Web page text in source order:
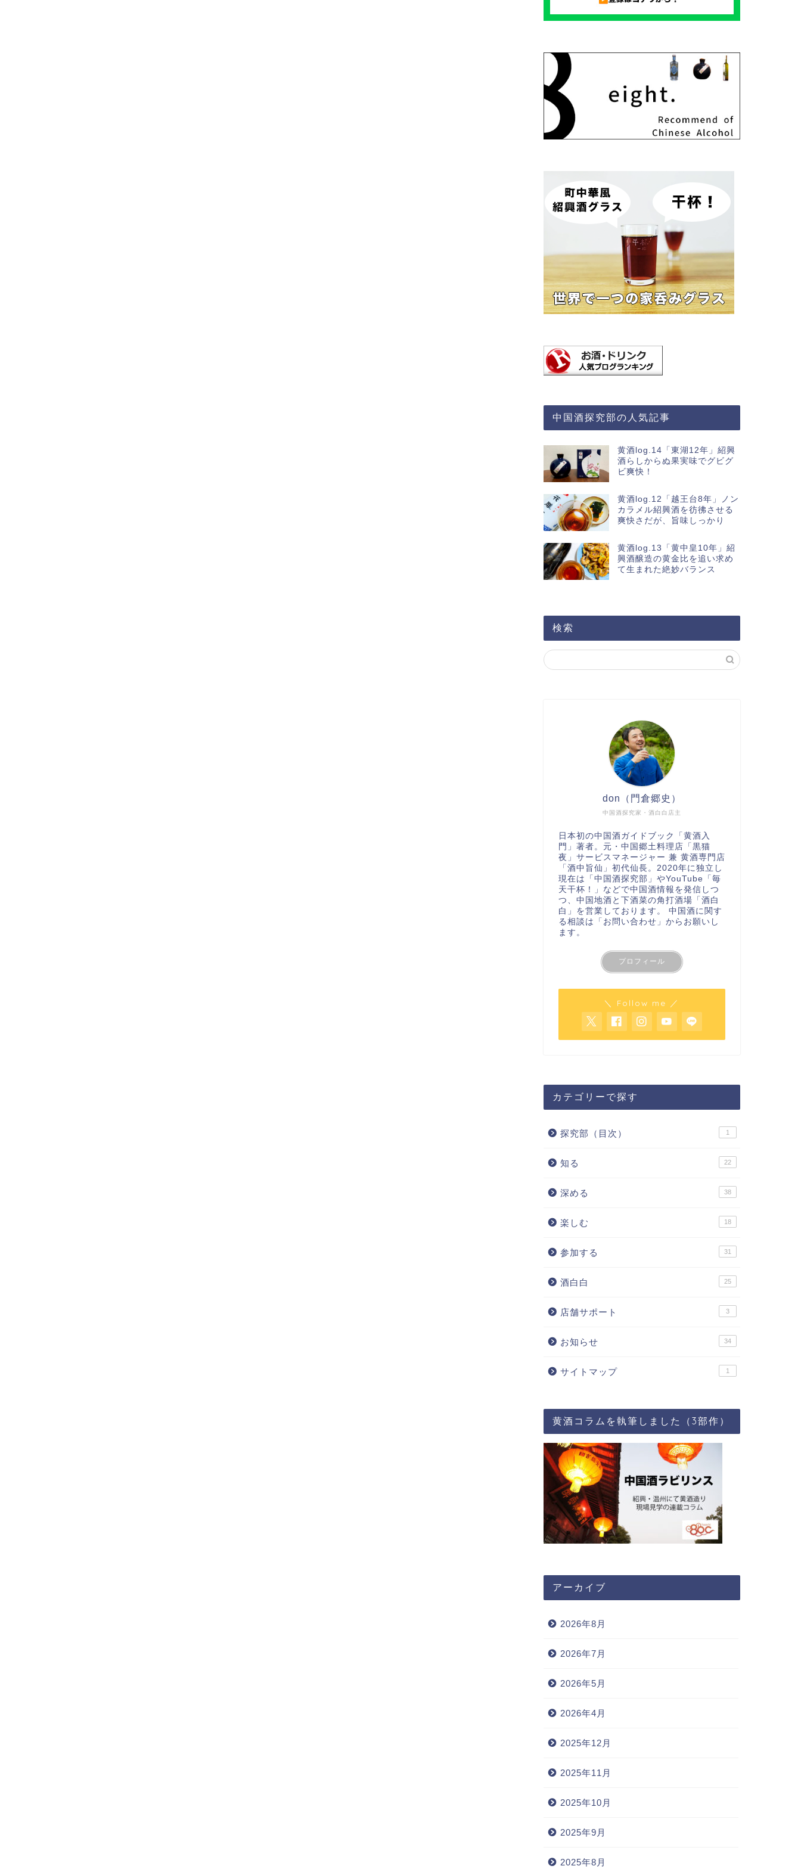
中国酒探究部の人気記事
黄酒log.14「東湖12年」紹興
酒らしからぬ果実味でグビグ
ビ爽快！
黄酒log.12「越王台8年」ノン
カラメル紹興酒を彷彿させる
爽快さだが、旨味しっかり
黄酒log.13「黄中皇10年」紹
興酒醸造の黄金比を追い求め
て生まれた絶妙バランス
検索
中国酒探究家・酒白白店主
don（門倉郷史）
日本初の中国酒ガイドブック「 黄酒入
門 」著者。元・中国郷土料理店「黒猫
夜」サービスマネージャー 兼 黄酒専門店
「酒中旨仙」初代仙長。2020年に独立し
現在は「 中国酒探究部 」やYouTube 「毎
天干杯！」 などで中国酒情報を発信しつ
つ、中国地酒と下酒菜の角打酒場「酒白
白」を営業しております。 中国酒に関す
る相談は
「お問い合わせ」 からお願いし
ます。
プロフィール
＼ Follow me ／
カテゴリーで探す
探究部（目次） 1
知る 22
深める 38
楽しむ 18
参加する 31
酒白白 25
店舗サポート 3
お知らせ 34
サイトマップ 1
黄酒コラムを執筆しました（3部作）
アーカイブ
2026年8月
2026年7月
2026年5月
2026年4月
2025年12月
2025年11月
2025年10月
2025年9月
2025年8月